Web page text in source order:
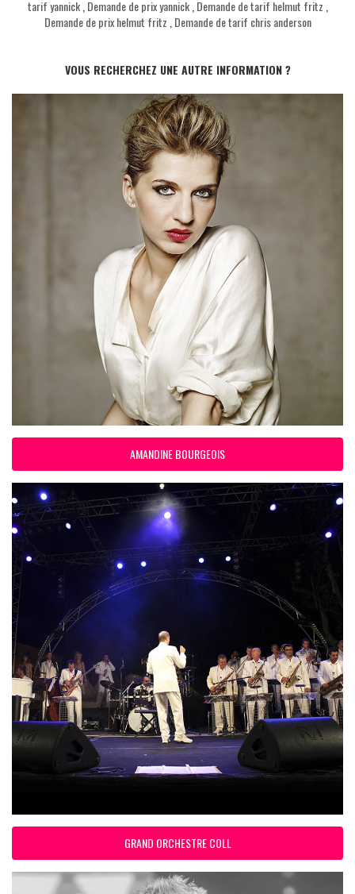
tarif yannick, Demande de prix yannick, Demande de tarif helmut fritz
Demande de prix helmut fritz Demande de tarif chris anderson
VOUS RECHERCHEZ UNE AUTRE INFORMATION ?
AMANDINE BOURGEOIS
GRAND ORCHESTRE COLL